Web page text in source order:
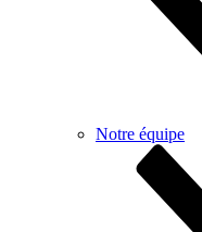
Notre équipe